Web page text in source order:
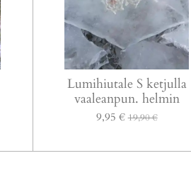
Lumihiutale S ketjulla
vaaleanpun. helmin
9,95 € 19,90 €